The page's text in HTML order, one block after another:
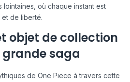
où chaque instant est
et de liberté.
objet de collection
grande saga
de One Piece à travers cette